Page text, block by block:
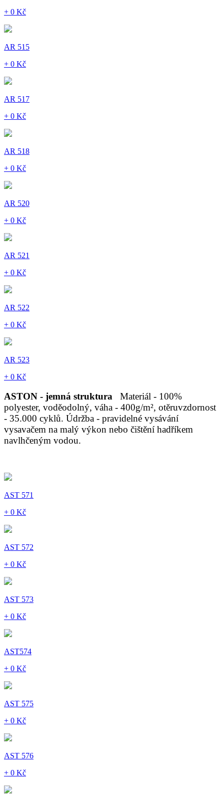
+ 0 Kč
AR 515
+ 0 Kč
AR 517
+ 0 Kč
AR 518
+ 0 Kč
AR 520
+ 0 Kč
AR 521
+ 0 Kč
AR 522
+ 0 Kč
AR 523
+ 0 Kč
ASTON - jemná struktura
Materiál - 100%
polyester, voděodolný, váha - 400g/m², otěruvzdornost
- 35.000 cyklů. Údržba - pravidelné vysávání
vysavačem na malý výkon nebo čištění hadříkem
navlhčeným vodou.
AST 571
+ 0 Kč
AST 572
+ 0 Kč
AST 573
+ 0 Kč
AST574
+ 0 Kč
AST 575
+ 0 Kč
AST 576
+ 0 Kč